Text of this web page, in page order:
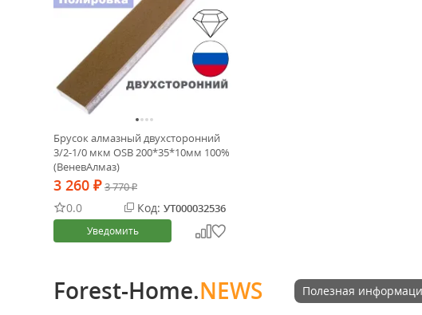
Брусок алмазный двухсторонний
3/2-1/0 мкм OSB 200*35*10мм 100%
(ВеневАлмаз)
3 260 ₽ 3 770₽
0.0 Код: УТ000032536
Уведомить
Forest-Home.NEWS Полезная